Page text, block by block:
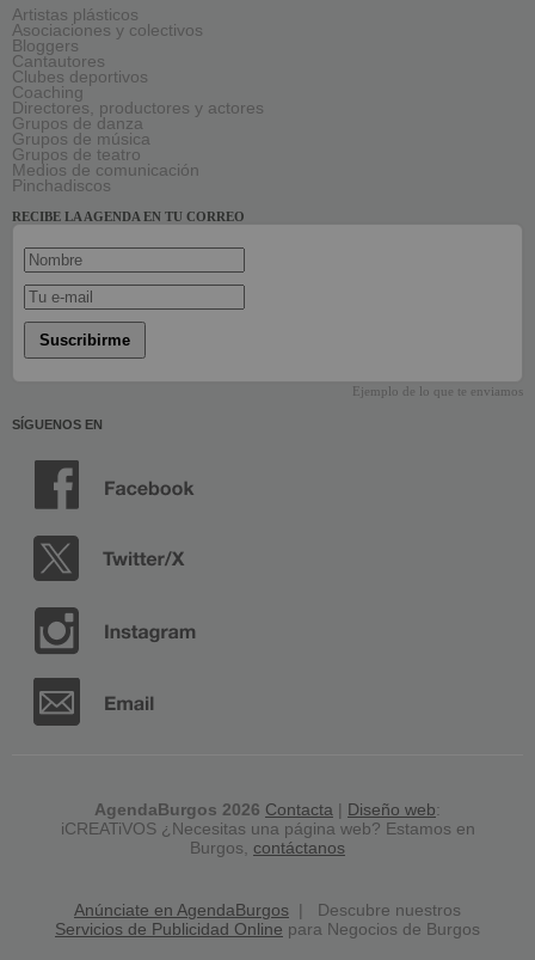
Artistas plásticos
Asociaciones y colectivos
Bloggers
Cantautores
Clubes deportivos
Coaching
Directores, productores y actores
Grupos de danza
Grupos de música
Grupos de teatro
Medios de comunicación
Pinchadiscos
RECIBE LA AGENDA EN TU CORREO
Suscribirme
Ejemplo de lo que te enviamos
SÍGUENOS EN
AgendaBurgos 2026 Contacta Diseño web:
iCREATiVOS ¿Necesitas una página web? Estamos en
Burgos, contáctanos
Anúnciate en AgendaBurgos | Descubre nuestros
Servicios de Publicidad Online para Negocios de Burgos